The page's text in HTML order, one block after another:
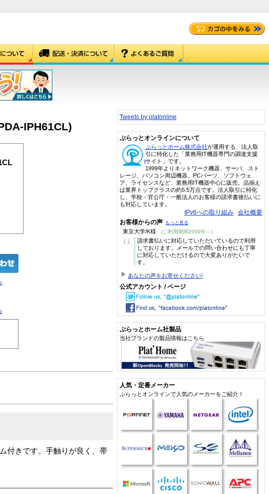
IPH61CL)
付きです。手触りが良く、帯
Tweets by platonline
ぷらっとオンラインについて
ぷらっとホーム株式会社が運用する、法人取
引に特化した「業務用IT機器専門の調達支援
サイト」です。
1999年よりネットワーク機器、サーバ、スト
レージ、パソコン周辺機器、PCパーツ、ソフトウェ
ア、ライセンスなど、業務用IT機器中心に販売。品揃え
は業界トップクラスの約5.5万点です。法人取引に特化
し、学校・官公庁・一般法人のお客様の請求書後払いに
も対応しています。
IPv6への取り組み 会社概要
お客様からの声 もっと見る
東京大学/K様 (ご利用期間2009年～)
“
請求書払いに対応していただいているので利用
しております。メールでの問い合わせにも丁寧
に対応していただけるので大変ありがたいで
す。
あなたの声をお寄せください!
公式アカウント / ページ
ぷらっとホーム社製品
当社ブランドの製品情報はこちら
人気・定番メーカー
ぷらっとオンラインで人気のメーカーをご紹介！